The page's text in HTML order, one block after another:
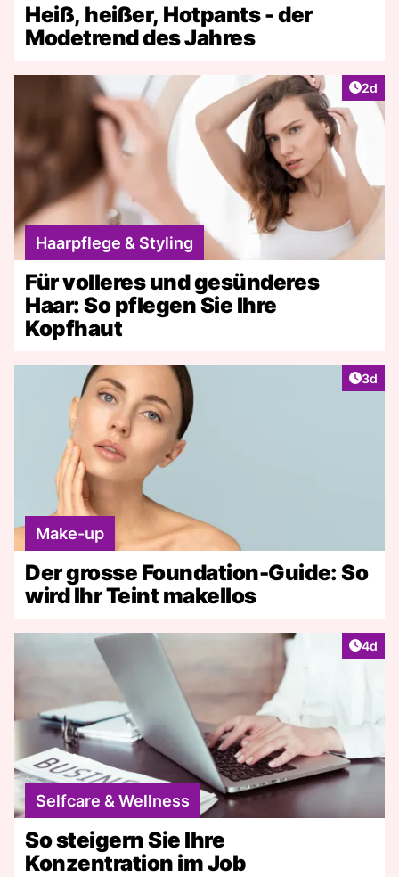
Heiß, heißer, Hotpants - der
Modetrend des Jahres
2d
Haarpflege & Styling
Für volleres und gesünderes
Haar: So pflegen Sie Ihre
Kopfhaut
3d
Make-up
Der grosse Foundation-Guide: So
wird Ihr Teint makellos
4d
Selfcare & Wellness
So steigern Sie Ihre
Konzentration im Job